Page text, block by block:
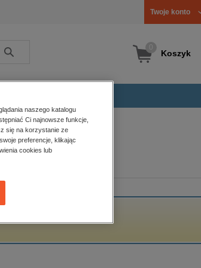
Twoje konto
Szukaj Koszyk
E-prasa
naszego katalogu
Ci najnowsze funkcje,
się na korzystanie ze
preferencje, klikając
cookies lub